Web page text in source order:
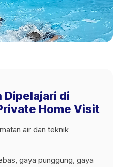
Dipelajari di
Home Visit
air dan teknik
gaya punggung, gaya